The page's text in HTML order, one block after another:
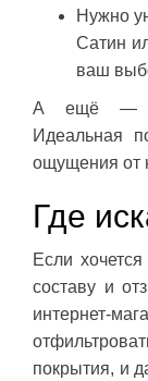
Нужно
Сатин
ваш
А ещё — не
Идеальная
ощущения от
Где
Если
составу и
покрытия, и